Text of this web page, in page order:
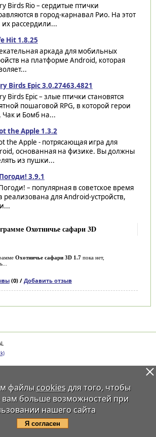
Birds Rio – сердитые птички
в город-карнавал Рио. На этот
их рассердили...
Hit 1.8.25
аркада для мобильных
на платформе Android, которая
Birds Epic 3.0.27463.4821
Birds Epic – злые птички становятся
пошаговой RPG, в которой герои
Чак и Бомб на...
the Apple 1.3.2
the Apple - потрясающая игра для
основанная на физике. Вы должны
из пушки...
3.9.1
– популярная в советское время
реализована для Android-устройств,
Охотничье сафари 3D
Охотничье сафари 3D 1.7пока нет,
(0) / Добавить отзыв
файлы cookiesдля того, чтобы
вам больше возможностей при
нашего сайта